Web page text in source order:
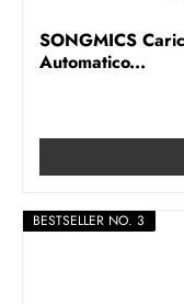
SONGMICS
Automatico...
BESTSELLER NO. 3